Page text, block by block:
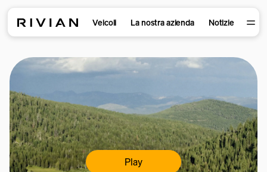
Veicoli La nostra azienda Notizie
Play